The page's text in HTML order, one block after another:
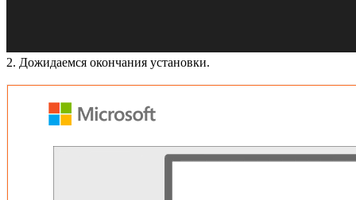
2. Дожидаемся окончания установки.